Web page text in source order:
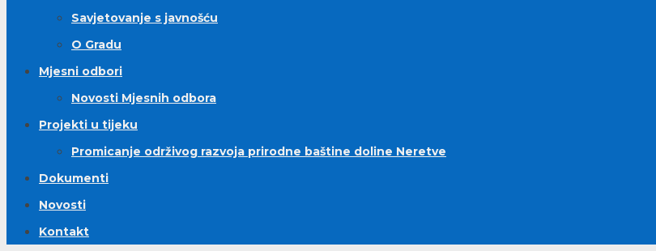
Savjetovanje s javnošću
O Gradu
Mjesni odbori
Novosti Mjesnih odbora
Projekti u tijeku
Promicanje održivog razvoja prirodne baštine doline Neretve
Dokumenti
Novosti
Kontakt